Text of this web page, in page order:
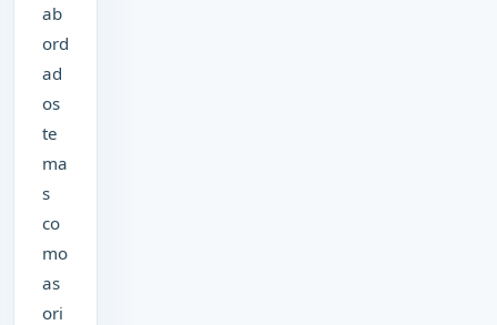
ab
ord
ad
os
te
ma
s
co
mo
as
ori